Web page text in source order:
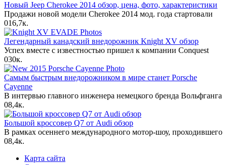
Новый Jeep Cherokee 2014 обзор, цена, фото, характеристики
Продажи новой модели Cherokee 2014 мод. года стартовали
016,7к.
Легендарный канадский внедорожник Knight XV обзор
Успех вместе с известностью пришел к компании Conquest
030к.
Самым быстрым внедорожником в мире станет Porsche
Cayenne
В интервью главного инженера немецкого бренда Вольфганга
08,4к.
Большой кроссовер Q7 от Audi обзор
В рамках осеннего международного мотор-шоу, проходившего
08,4к.
Карта сайта